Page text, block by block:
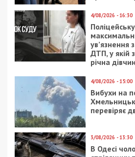
прийшов.
ДОВІДКА
Департамент
КОДА очолює Сергій
особою є Олександр
Столичною «Астон Люкс»
Олег Цолан. Фірма має
громадською спілкою
сфері медичної та
Раніше Цолан був
«Глобалдорбуд» та
Валерієм